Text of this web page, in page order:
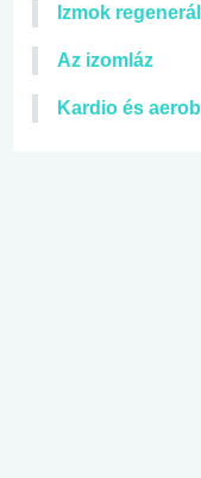
Izmok
Az izomláz
Kardio és